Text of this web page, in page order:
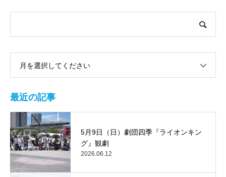
月を選択してください
最近の記事
5月9日（日）劇団四季『ライオンキン
グ』観劇
2026.06.12